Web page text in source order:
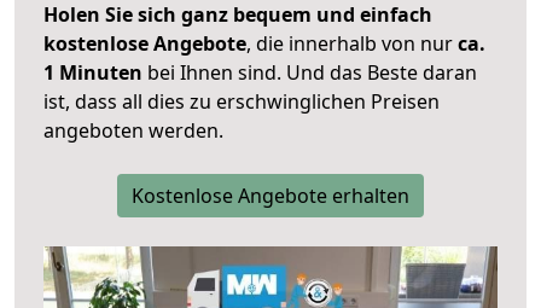
Holen Sie sich ganz bequem und einfach
kostenlose Angebote, die innerhalb von nurca.
1 Minuten bei Ihnen sind. Und das Beste daran
ist, dass all dies zu erschwinglichen Preisen
angeboten werden.
Kostenlose Angebote erhalten